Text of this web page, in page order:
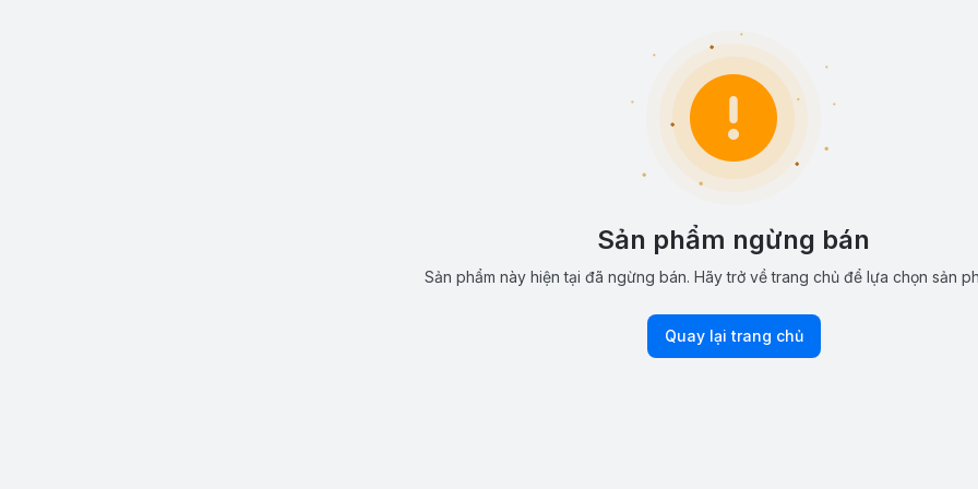
Sản phẩm ngừng bán
Sản phẩm này hiện tại đã ngừng bán. Hãy trở về trang chủ để lựa chọn sản
Quay lại trang chủ